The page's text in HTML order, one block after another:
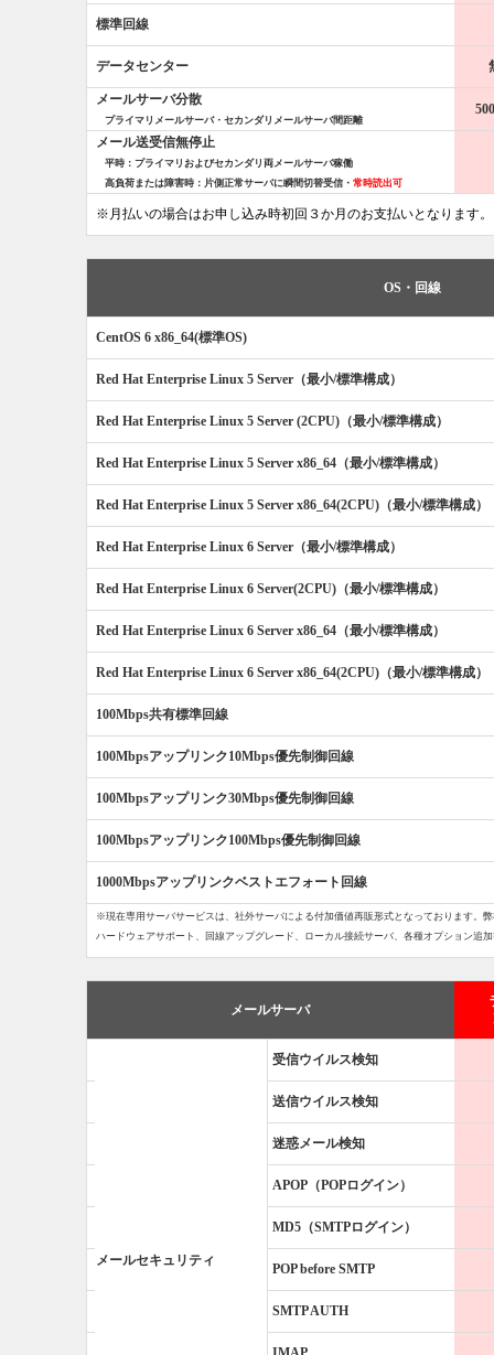
標準回線
データセンター
メールサーバ分散
プライマリメールサーバ・ セカンダリメールサーバ間距離
メール送受信無停止
平時：プライマリおよびセカンダリ両メールサーバ稼働
高負荷または障害時：片側正常サーバに瞬間切替受信・ 常時読出可
※月払いの場合はお申し込み時初回３か月のお支払いとなります
OS・回線
CentOS 6 x86_64(標準OS)
Red Hat Enterprise Linux 5 Server（最小/標準構成）
Red Hat Enterprise Linux 5 Server (2CPU)（最小/標準構成）
Red Hat Enterprise Linux 5 Server x86_64（最小/標準構成）
Red Hat Enterprise Linux 5 Server x86_64(2CPU)（最小/標準構成）
Red Hat Enterprise Linux 6 Server（最小/標準構成）
Red Hat Enterprise Linux 6 Server(2CPU)（最小/標準構成）
Red Hat Enterprise Linux 6 Server x86_64（最小/標準構成）
Red Hat Enterprise Linux 6 Server x86_64(2CPU)（最小/標準構成）
100Mbps共有標準回線
100Mbpsアップリンク10Mbps優先制御回線
100Mbpsアップリンク30Mbps優先制御回線
100Mbpsアップリンク100Mbps優先制御回線
1000Mbpsアップリンクベストエフォート回線
※現在専用サーバサービスは、社外サーバによる付加価値再販形式となっております。
ハードウェアサポート、回線アップグレード、ローカル接続サーバ、各種オプション追
メールサーバ
メールセキュリティ
受信ウイルス検知
送信ウイルス検知
迷惑メール検知
APOP（POPログイン）
MD5（SMTPログイン）
POP before SMTP
SMTP AUTH